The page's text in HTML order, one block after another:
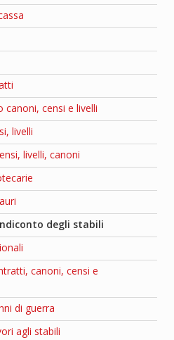
canoni, censi e livelli
livelli
livelli, canoni
degli stabili
canoni, censi e
di guerra
agli stabili